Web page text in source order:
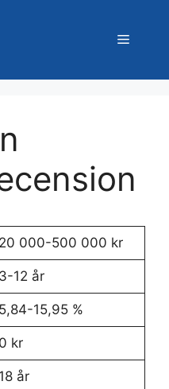
Meny
20 000-500 000 kr
3-12 år
5,84-15,95 %
0 kr
18 år